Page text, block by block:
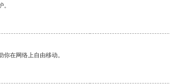
在网络上自由移动。